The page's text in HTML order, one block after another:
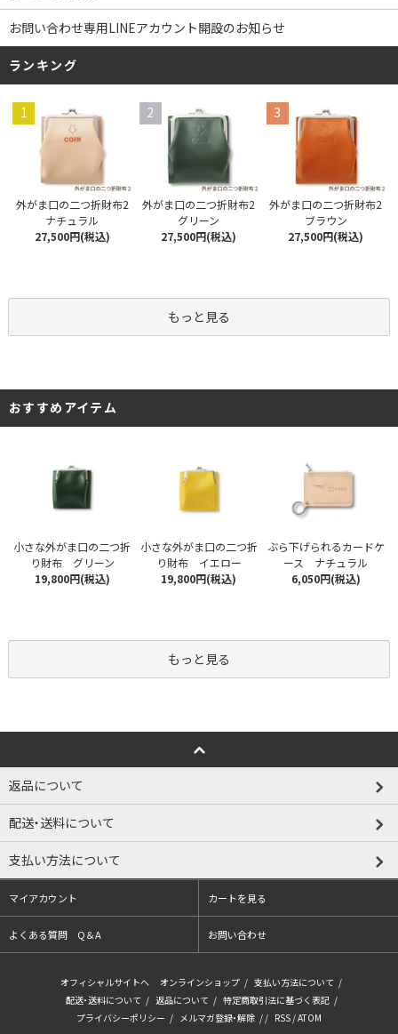
お問い合わせ専用LINEアカウント開設のお知らせ
ランキング
1
外がま口の二つ折財布2
ナチュラル
27,500円(税込)
2
外がま口の二つ折財布2
グリーン
27,500円(税込)
3
外がま口の二つ折財布2
ブラウン
27,500円(税込)
もっと見る
おすすめアイテム
小さな外がま口の二つ折
り財布 グリーン
19,800円(税込)
小さな外がま口の二つ折
り財布 イエロー
19,800円(税込)
ぶら下げられるカードケ
ース ナチュラル
6,050円(税込)
もっと見る
返品について
配送・送料について
支払い方法について
マイアカウント カートを見る
よくある質問 Q＆A お問い合わせ
オフィシャルサイトへ オンラインショップ / 支払い方法について /
配送・送料について / 返品について / 特定商取引法に基づく表記 /
プライバシーポリシー / メルマガ登録・解除 / / RSS /ATOM